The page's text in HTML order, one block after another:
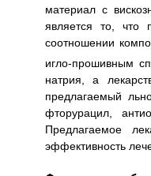
материал с
является то, что
соотношении
игло-прошивным
натрия, а
предлагаемый
фторурацил,
Предлагаемое
эффективность